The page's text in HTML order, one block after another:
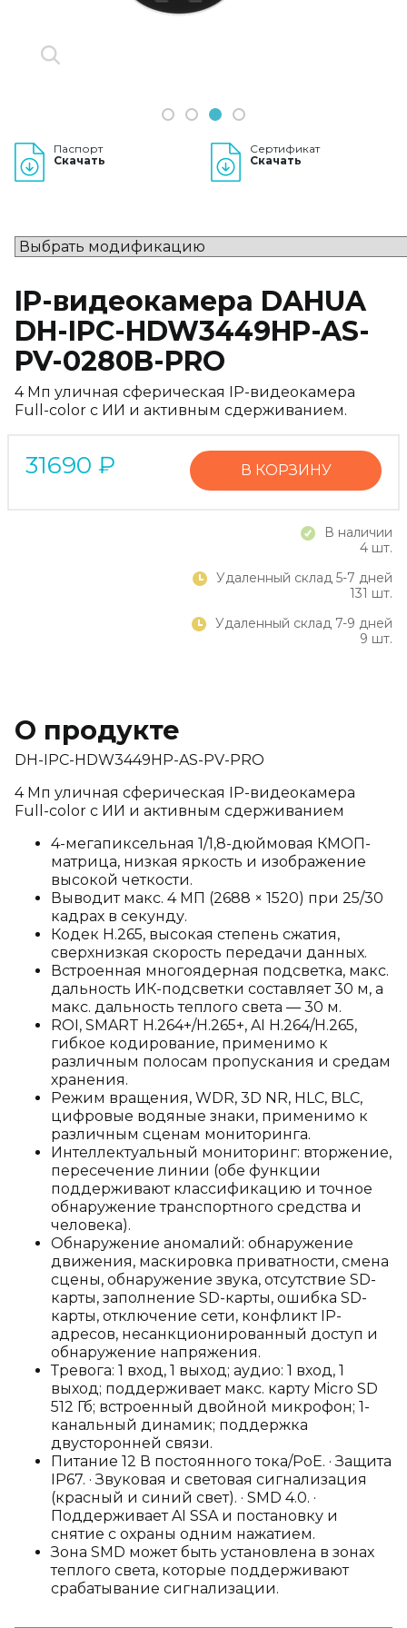
1 2 3 4
Паспорт
Скачать
Сертификат
Скачать
IP-видеокамера DAHUA
DH-IPC-HDW3449HP-AS-
PV-0280B-PRO
4 Mп уличная сферическая IP-видеокамера
Full-color с ИИ и активным сдерживанием.
31690 ₽ В КОРЗИНУ
В наличии
4 шт.
Удаленный склад 5-7 дней
131 шт.
Удаленный склад 7-9 дней
9 шт.
О продукте
DH-IPC-HDW3449HP-AS-PV-PRO
4 Mп уличная сферическая IP-видеокамера
Full-color с ИИ и активным сдерживанием
4-мегапиксельная 1/1,8-дюймовая КМОП-
матрица, низкая яркость и изображение
высокой четкости.
Выводит макс. 4 МП (2688 × 1520) при 25/30
кадрах в секунду.
Кодек H.265, высокая степень сжатия,
сверхнизкая скорость передачи данных.
Встроенная многоядерная подсветка, макс.
дальность ИК-подсветки составляет 30 м, а
макс. дальность теплого света — 30 м.
ROI, SMART H.264+/H.265+, AI H.264/H.265,
гибкое кодирование, применимо к
различным полосам пропускания и средам
хранения.
Режим вращения, WDR, 3D NR, HLC, BLC,
цифровые водяные знаки, применимо к
различным сценам мониторинга.
Интеллектуальный мониторинг: вторжение,
пересечение линии (обе функции
поддерживают классификацию и точное
обнаружение транспортного средства и
человека).
Обнаружение аномалий: обнаружение
движения, маскировка приватности, смена
сцены, обнаружение звука, отсутствие SD-
карты, заполнение SD-карты, ошибка SD-
карты, отключение сети, конфликт IP-
адресов, несанкционированный доступ и
обнаружение напряжения.
Тревога: 1 вход, 1 выход; аудио: 1 вход, 1
выход; поддерживает макс. карту Micro SD
512 Гб; встроенный двойной микрофон; 1-
канальный динамик; поддержка
двусторонней связи.
Питание 12 В постоянного тока/PoE. · Защита
IP67. · Звуковая и световая сигнализация
(красный и синий свет). · SMD 4.0. ·
Поддерживает AI SSA и постановку и
снятие с охраны одним нажатием.
Зона SMD может быть установлена ​​в зонах
теплого света, которые поддерживают
срабатывание сигнализации.